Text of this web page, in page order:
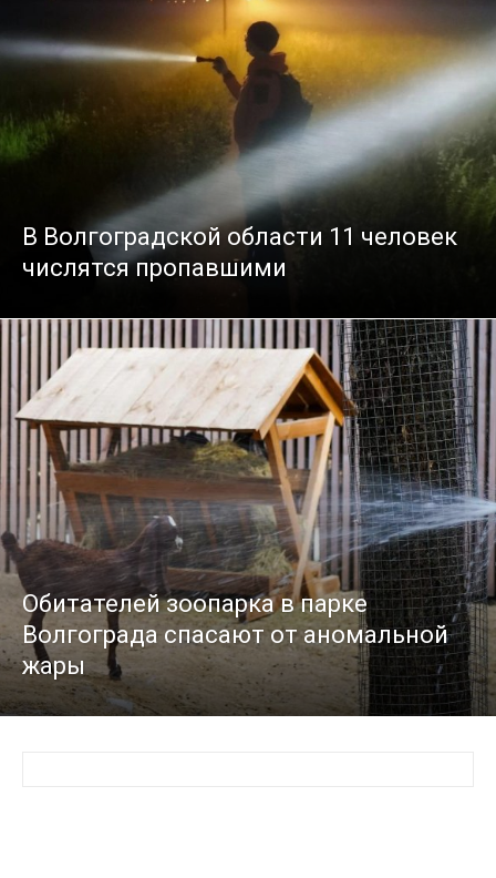
В Волгоградской области 11 человек
числятся пропавшими
Обитателей зоопарка в парке
Волгограда спасают от аномальной
жары